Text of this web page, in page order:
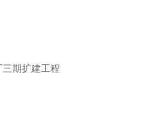
期扩建工程